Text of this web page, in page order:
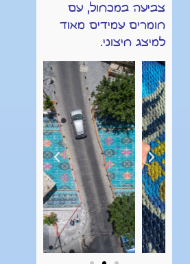
צביעה במכחול, עם
חומרים עמידים מאוד
למיצג חיצוני.